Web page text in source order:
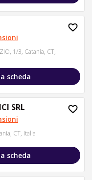
1/3, Catania, CT,
scheda
SRL
CT, Italia
scheda